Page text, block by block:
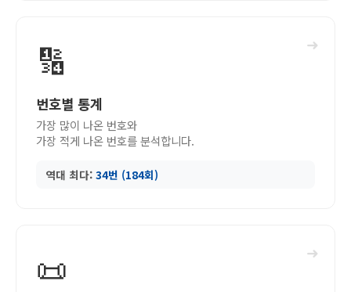
➜
🔢
번호별 통계
가장 많이 나온 번호와
가장 적게 나온 번호를 분석합니다.
역대 최다: 34번 (184회)
➜
📜